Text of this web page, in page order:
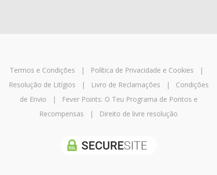
Termos e Condições | Política de Privacidade e Cookies |
Resolução de Litígios | Livro de Reclamações | Condições
de Envio |
Fever Points: O Teu Programa de Pontos e
Recompensas | Direito de livre resolução